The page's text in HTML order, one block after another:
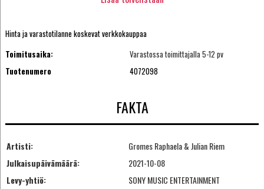
Hinta ja varastotilanne koskevat verkkokauppaa
Toimitusaika:
Varastossa toimittajalla 5-12 pv
Tuotenumero
4072098
FAKTA
Artisti:
Gromes Raphaela & Julian Riem
Julkaisupäivämäärä:
2021-10-08
Levy-yhtiö:
SONY MUSIC ENTERTAINMENT